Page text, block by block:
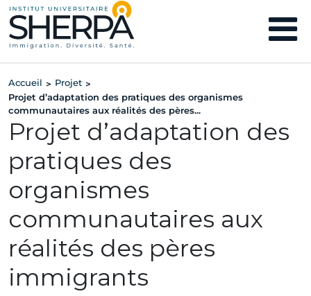
Accueil > Projet >
Projet d’adaptation des pratiques des organismes
communautaires aux réalités des pères...
Projet d’adaptation des
pratiques des
organismes
communautaires aux
réalités des pères
immigrants